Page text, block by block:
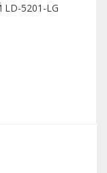
5201-LG